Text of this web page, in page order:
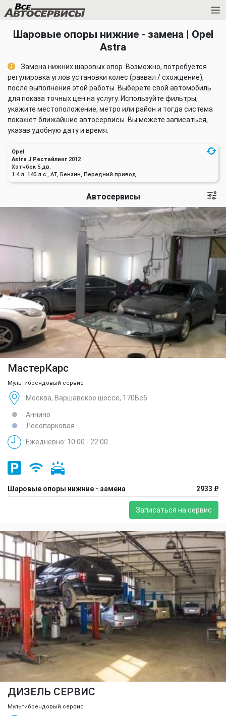
Шаровые опоры нижние - замена | Opel
Astra
Замена нижних шаровых опор. Возможно, потребуется
регулировка углов установки колес (развал / схождение),
после выполнения этой работы. Выберете свой автомобиль
для показа точных цен на услугу. Используйте фильтры,
укажите местоположение, метро или район и тогда система
покажет ближайшие автосервисы. Вы можете записаться,
указав удобную дату и время.
Opel
Astra J Рестайлинг 2012
Хэтчбек 5 дв.
1.4 л. 140 л.с., AT, Бензин, Передний привод
Автосервисы
МастерКарс
Мультибрендовый сервис
Москва, Варшавское шоссе, 170Бс5
Аннино
Лесопарковая
Ежедневно: 10:00 - 22:00
Шаровые опоры нижние - замена 2933 ₽
Записаться на сервис
ДИЗЕЛЬ СЕРВИС
Мультибрендовый сервис